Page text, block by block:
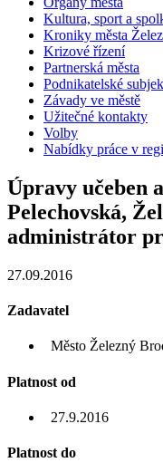
Kultura, sport a
Kroniky města
Krizové řízení
Partnerská města
Podnikatelské
Závady ve městě
Užitečné kontakty
Volby
Nabídky práce v
Úpravy učeben
Pelechovská,
administrátor
27.09.2016
Zadavatel
Město Železný
Platnost od
27.9.2016
Platnost do